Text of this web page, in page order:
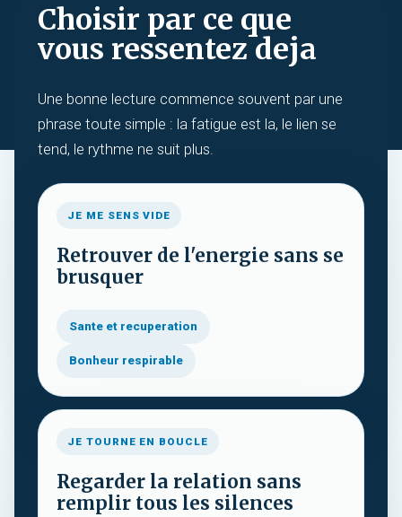
Choisir par ce que
vous ressentez deja
Une bonne lecture commence souvent par une
phrase toute simple : la fatigue est la, le lien se
tend, le rythme ne suit plus.
JE ME SENS VIDE
Retrouver de l'energie sans se
brusquer
Sante et recuperation
Bonheur respirable
JE TOURNE EN BOUCLE
Regarder la relation sans
remplir tous les silences